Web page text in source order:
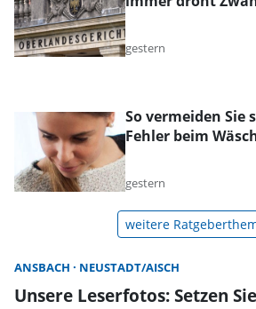
gestern
So vermeiden Sie
Fehler beim
gestern
weitere
ANSBACH NEUSTADT/AISCH
Unsere Leserfotos: Setzen